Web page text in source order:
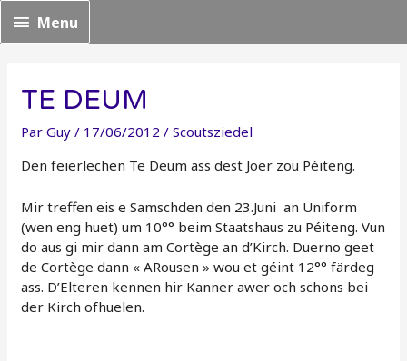
Menu
Menu
TE DEUM
ParGuy / 17/06/2012 /Scoutsziedel
Den feierlechen Te Deum ass dest Joer zou Péiteng.
Mir treffen eis e Samschden den 23.Juni an Uniform
(wen eng huet) um 10°° beim Staatshaus zu Péiteng. Vun
do aus gi mir dann am Cortège an d’Kirch. Duerno geet
de Cortège dann « ARousen » wou et géint 12°° färdeg
ass. D’Elteren kennen hir Kanner awer och schons bei
der Kirch ofhuelen.